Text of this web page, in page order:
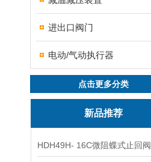
进出口阀门
电动/气动执行器
点击更多分类
新品推荐
HDH49H- 16C微阻蝶式止回阀